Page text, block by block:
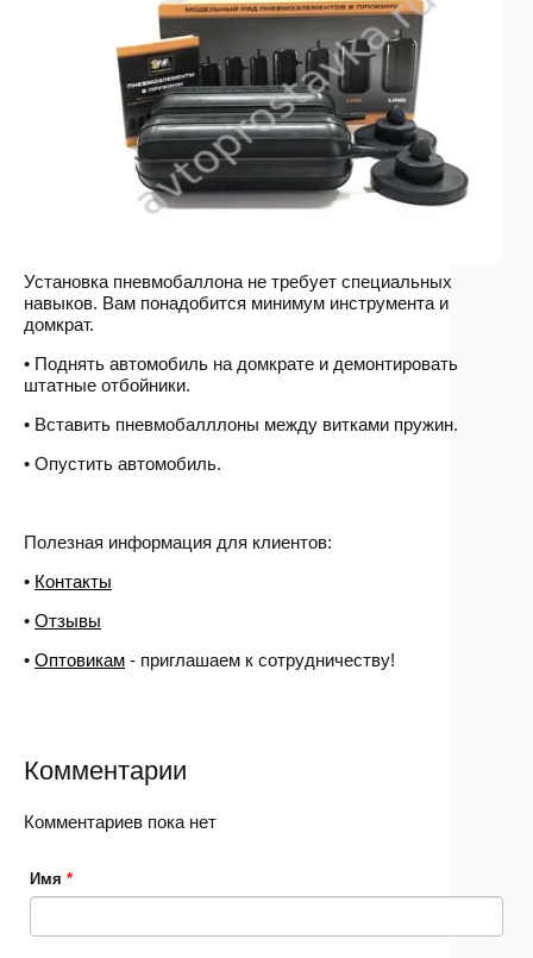
Установка пневмобаллона не требует специальных
навыков. Вам понадобится минимум инструмента и
домкрат.
• Поднять автомобиль на домкрате и демонтировать
штатные отбойники.
• Вставить пневмобалллоны между витками пружин.
• Опустить автомобиль.
Полезная информация для клиентов:
• Контакты
• Отзывы
• Оптовикам - приглашаем к сотрудничеству!
Комментарии
Комментариев пока нет
Имя *